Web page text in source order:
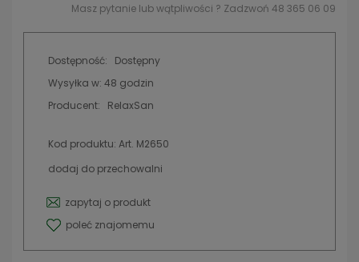
Masz pytanie lub wątpliwości ? Zadzwoń 48 365 06 09
Dostępność:
Dostępny
Wysyłka w: 48 godzin
Producent:
RelaxSan
Kod produktu: Art. M2650
dodaj do przechowalni
zapytaj o produkt
poleć znajomemu